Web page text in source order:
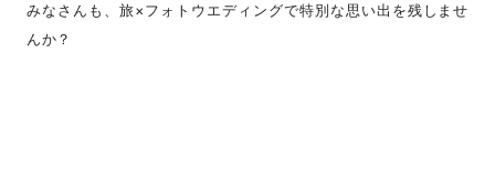
みなさんも、旅×フォトウエディングで特別な思い出を残しませ
んか？